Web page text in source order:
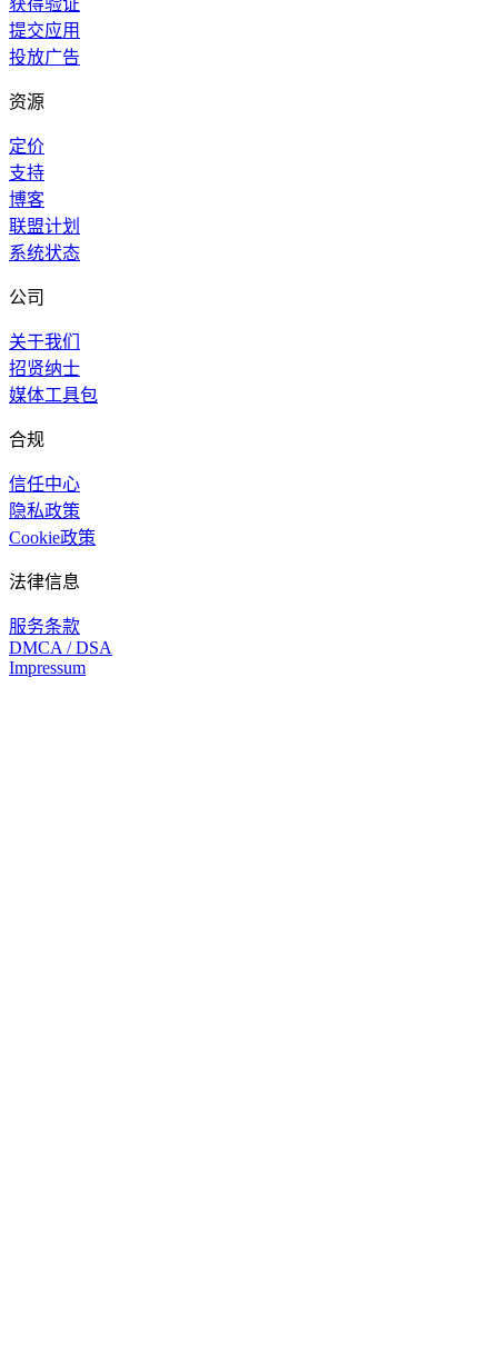
获得验证
提交应用
投放广告
资源
定价
支持
博客
联盟计划
系统状态
公司
关于我们
招贤纳士
媒体工具包
合规
信任中心
隐私政策
Cookie政策
法律信息
服务条款
DMCA / DSA
Impressum